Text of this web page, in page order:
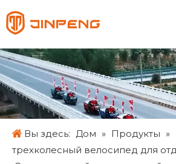
Вы здесь: Дом » Продукты »
трехколесный велосипед для